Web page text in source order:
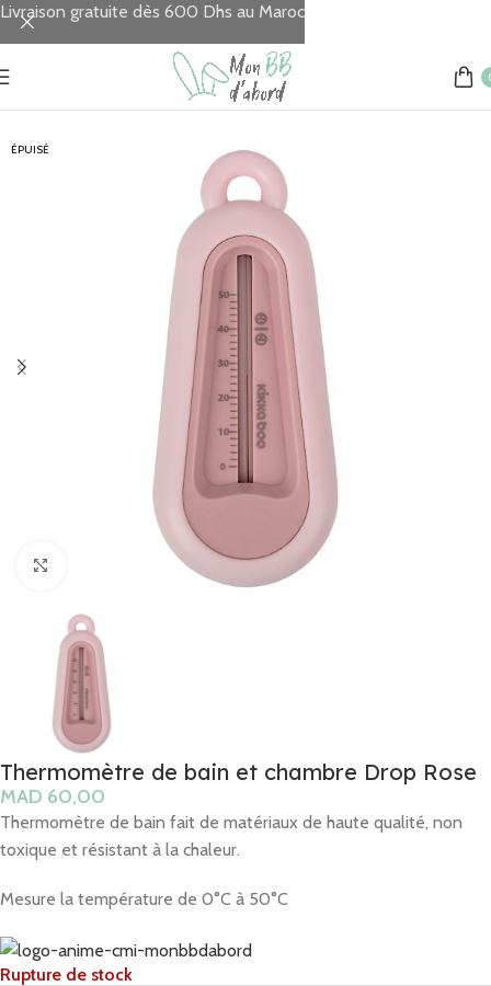
Accueil Thermomètres
ÉPUISÉ
Thermomètre de bain et chambre Drop Rose
MAD
Thermomètre de bain fait de matériaux de haute qualité, non
toxique et résistant à la chaleur.
Mesure la température de 0°C à 50°C
Rupture de stock
Livraison gratuite dès 600 Dhs au Maroc